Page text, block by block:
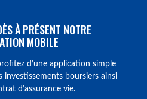
À PRÉSENT NOTRE
MOBILE
d’une application simple
investissements boursiers ainsi
d’assurance vie.